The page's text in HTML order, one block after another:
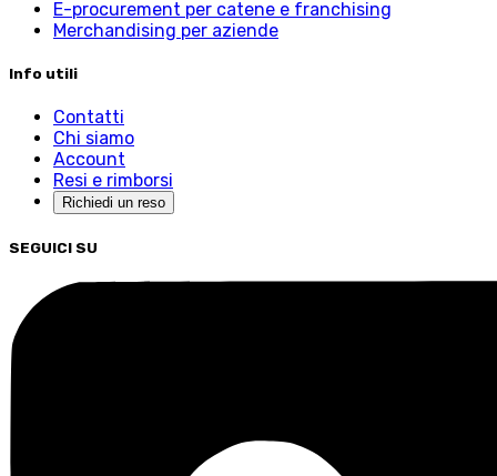
E-procurement per catene e franchising
Merchandising per aziende
Info utili
Contatti
Chi siamo
Account
Resi e rimborsi
Richiedi un reso
SEGUICI SU